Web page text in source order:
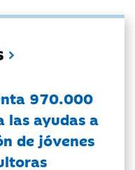
970.000
las ayudas a
de jóvenes